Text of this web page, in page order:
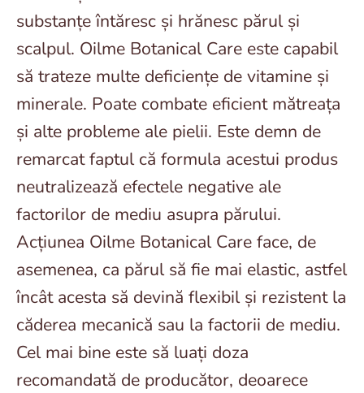
substanțe întăresc și hrănesc părul și
scalpul. Oilme Botanical Care este capabil
să trateze multe deficiențe de vitamine și
minerale. Poate combate eficient mătreața
și alte probleme ale pielii. Este demn de
remarcat faptul că formula acestui produs
neutralizează efectele negative ale
factorilor de mediu asupra părului.
Acțiunea Oilme Botanical Care face, de
asemenea, ca părul să fie mai elastic, astfel
încât acesta să devină flexibil și rezistent la
căderea mecanică sau la factorii de mediu.
Cel mai bine este să luați doza
recomandată de producător, deoarece